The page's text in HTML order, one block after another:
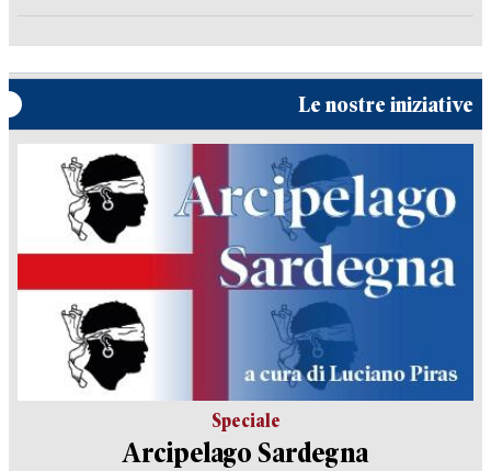
Le nostre iniziative
Speciale
Arcipelago Sardegna